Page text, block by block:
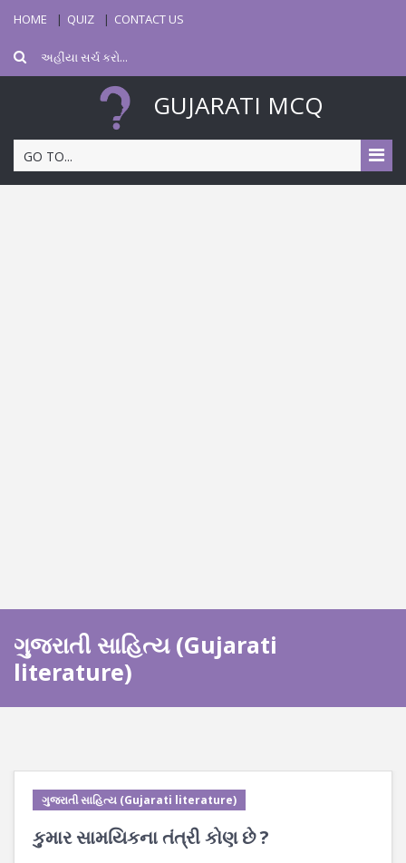
HOME QUIZ CONTACT US
GUJARATI MCQ
GO TO...
ગુજરાતી સાહિત્ય (Gujarati
literature)
ગુજરાતી સાહિત્ય (Gujarati literature)
કુમાર સામયિકના તંત્રી કોણ છે ?